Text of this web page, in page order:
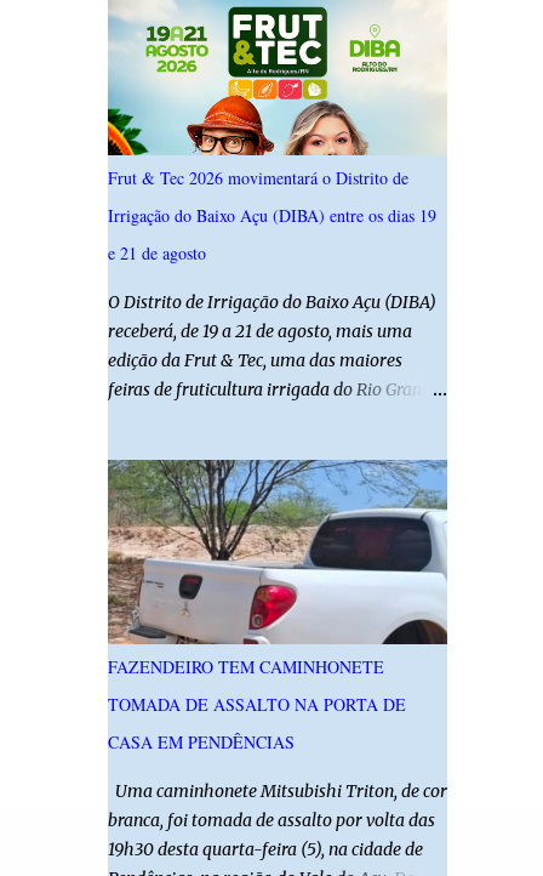
souberam responder. A pesquisa IPSsensus
ouviu 1.500 eleitores em todas as regiões do
Rio Grande do Norte entre os dias 18 e 22 de
junho de 2026. O levantamento possui
margem de erro de 2,5 pontos percentuais e
nível de confiança de 95%. Registro no TSE:
RN-09520/2026
Frut & Tec 2026 movimentará o Distrito de
Irrigação do Baixo Açu (DIBA) entre os dias 19
e 21 de agosto
O Distrito de Irrigação do Baixo Açu (DIBA)
receberá, de 19 a 21 de agosto, mais uma
edição da Frut & Tec, uma das maiores
feiras de fruticultura irrigada do Rio Grande
estudantes e profissionais do agronegócio,
com palestras de especialistas, visitas
técnicas a campo e uma ampla exposição de
empresas, instituições e tecnologias voltadas
ao setor. Além das atividades técnicas, a
feira contará com programação cultural. No
dia 20 de agosto, o público poderá prestigiar
o show de humor com Mução, seguido de
apresentação musical de Vê Barreto. A Frut
& Tec reforça a importância do Distrito de
fruticultura irrigada, promovendo
conhecimento, inovação e oportunidades
para o desenvolvimento do agronegócio
FAZENDEIRO TEM CAMINHONETE
TOMADA DE ASSALTO NA PORTA DE
CASA EM PENDÊNCIAS
Uma caminhonete Mitsubishi Triton, de cor
branca, foi tomada de assalto por volta das
19h30 desta quarta-feira (5), na cidade de